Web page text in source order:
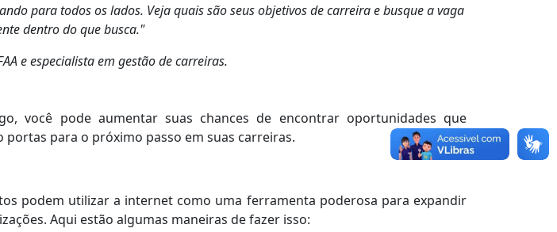
para todos os lados. Veja quais são seus objetivos de carreira e busque a vaga
dentro do que busca."
e especialista em gestão de carreiras.
você pode aumentar suas chances de encontrar oportunidades que
para o próximo passo em suas carreiras.
podem utilizar a internet como uma ferramenta poderosa para expandir
Aqui estão algumas maneiras de fazer isso: